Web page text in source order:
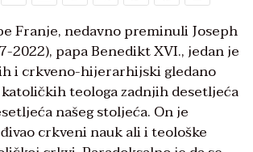
Franje, nedavno preminuli Joseph
2022), papa Benedikt XVI., jedan je
i crkveno-hijerarhijski gledano
teologa zadnjih desetljeća
našeg stoljeća. On je
crkveni nauk ali i teološke